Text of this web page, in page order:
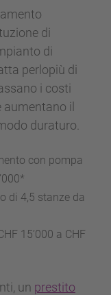
di
di
perlopiù di
i costi
aumentano il
duraturo.
con pompa
di 4,5 stanze da
15’000 a CHF
un prestito